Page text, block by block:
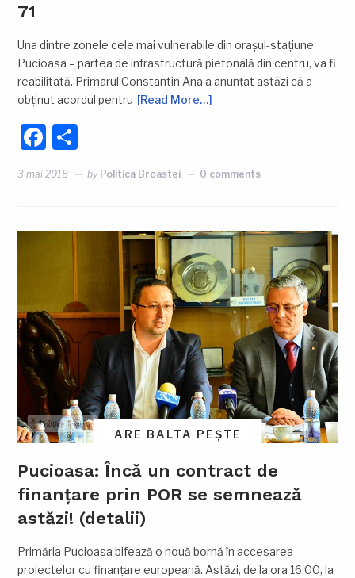
71
Una dintre zonele cele mai vulnerabile din orașul-stațiune
Pucioasa – partea de infrastructură pietonală din centru, va fi
reabilitată. Primarul Constantin Ana a anunțat astăzi că a
obținut acordul pentru [Read More…]
Facebook
3 mai 2018 by Politica Broastei 0 comments
ARE BALTA PEȘTE
Pucioasa: Încă un contract de
finanțare prin POR se semnează
astăzi! (detalii)
Primăria Pucioasa bifează o nouă bornă în accesarea
proiectelor cu finanțare europeană. Astăzi, de la ora 16.00, la